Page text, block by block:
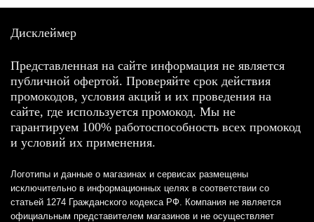
Дисклеймер
Представленная на сайте информация не является
публичной офертой. Проверяйте срок действия
промокодов, условия акций и их проведения на
сайте, где используется промокод. Мы не
гарантируем 100% работоспособность всех промокод
и условий их применения.
Логотипы и данные о магазинах и сервисах размещены
исключительно в информационных целях в соответствии со
статьей 1274 Гражданского кодекса РФ. Компания не является
официальным представителем магазинов и не осуществляет